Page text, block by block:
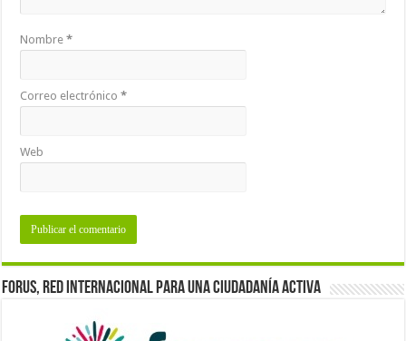
Nombre*
Correo electrónico*
Web
Forus, red internacional para una ciudadanía activa